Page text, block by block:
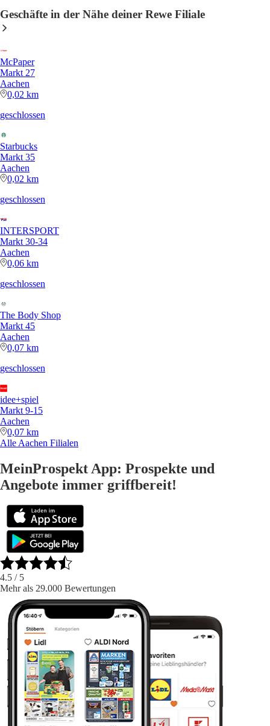
Geschäfte in der Nähe deiner Rewe Filiale
McPaper
Markt 27
Aachen
0,02 km
geschlossen
Starbucks
Markt 35
Aachen
0,02 km
geschlossen
INTERSPORT
Markt 30-34
Aachen
0,06 km
geschlossen
The Body Shop
Markt 45
Aachen
0,07 km
geschlossen
idee+spiel
Markt 9-15
Aachen
0,07 km
Alle Aachen Filialen
MeinProspekt App: Prospekte und
Angebote immer griffbereit!
4.5 / 5
Mehr als 29.000 Bewertungen